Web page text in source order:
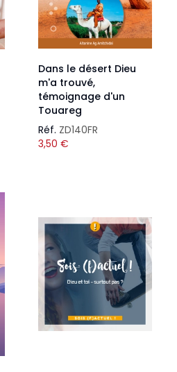
Dans le désert Dieu
m'a trouvé,
témoignage d'un
Touareg
Réf. ZD140FR
3,50 €